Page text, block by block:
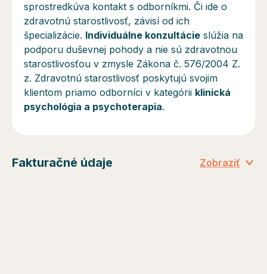
sprostredkúva kontakt s odborníkmi. Či ide o
zdravotnú starostlivosť, závisí od ich
špecializácie. Individuálne konzultácie slúžia na
podporu duševnej pohody a nie sú zdravotnou
starostlivosťou v zmysle Zákona č. 576/2004 Z.
z. Zdravotnú starostlivosť poskytujú svojim
klientom priamo odborníci v kategórii klinická
psychológia a psychoterapia.
Fakturačné údaje Zobraziť